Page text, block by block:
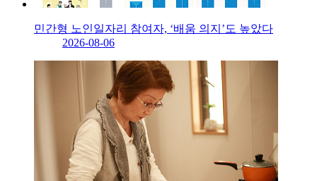
민간형 노인일자리 참여자, ‘배움 의지’도 높았다
2026-08-06